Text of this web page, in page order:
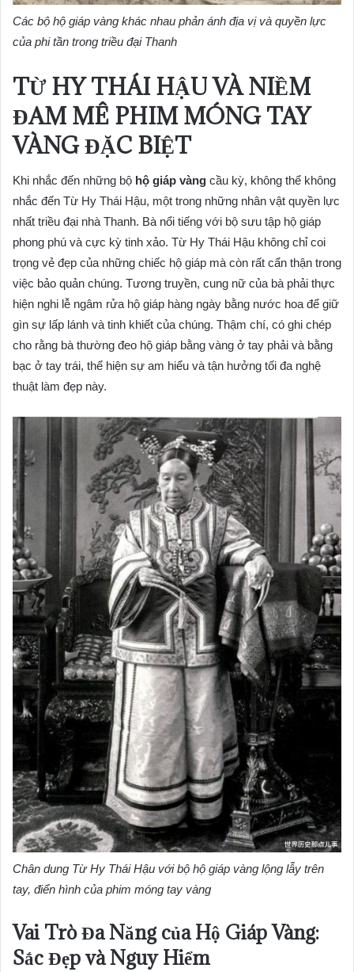
Các bộ hộ giáp vàng khác nhau phản ánh địa vị và quyền lực
của phi tần trong triều đại Thanh
TỪ HY THÁI HẬU VÀ NIỀM
ĐAM MÊ PHIM MÓNG TAY
VÀNG ĐẶC BIỆT
Khi nhắc đến những bộ hộ giáp vàng cầu kỳ, không thể không
nhắc đến Từ Hy Thái Hậu, một trong những nhân vật quyền lực
nhất triều đại nhà Thanh. Bà nổi tiếng với bộ sưu tập hộ giáp
phong phú và cực kỳ tinh xảo. Từ Hy Thái Hậu không chỉ coi
trọng vẻ đẹp của những chiếc hộ giáp mà còn rất cẩn thận trong
việc bảo quản chúng. Tương truyền, cung nữ của bà phải thực
hiện nghi lễ ngâm rửa hộ giáp hàng ngày bằng nước hoa để giữ
gìn sự lấp lánh và tinh khiết của chúng. Thậm chí, có ghi chép
cho rằng bà thường đeo hộ giáp bằng vàng ở tay phải và bằng
bạc ở tay trái, thể hiện sự am hiểu và tận hưởng tối đa nghệ
thuật làm đẹp này.
Chân dung Từ Hy Thái Hậu với bộ hộ giáp vàng lộng lẫy trên
tay, điển hình của phim móng tay vàng
Vai Trò Đa Năng của Hộ Giáp Vàng:
Sắc Đẹp và Nguy Hiểm